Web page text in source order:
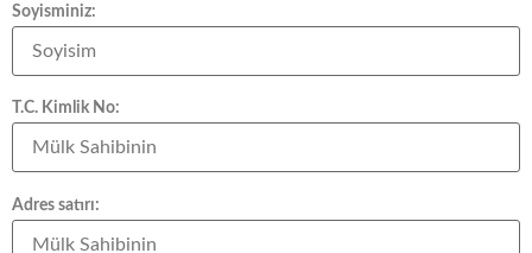
Soyisminiz:
T.C. Kimlik No:
Adres satırı: